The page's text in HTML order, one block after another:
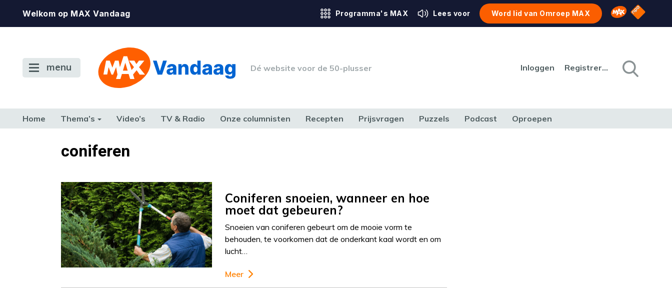
Welkom op MAX Vandaag Programma's MAX Lees voor Word lid van Omroep MAX Omroep MAX
NPO
menu Dé website voor de 50-plusser Inloggen Registreren
Home Thema’s Video’s TV & Radio Onze columnisten Recepten Prijsvragen Puzzels Podcast Oproepen
TERUG NAAR TOENconiferen
Coniferen snoeien, wanneer en hoe
moet dat gebeuren?
Snoeien van coniferen gebeurt om de mooie vorm te
behouden, te voorkomen dat de onderkant kaal wordt en om
lucht…
Meer